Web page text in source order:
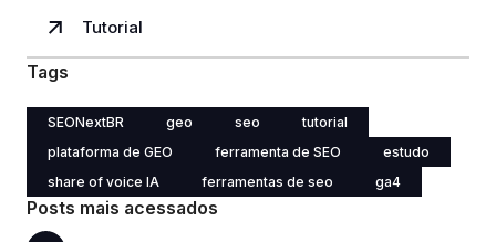
Tutorial
Tags
SEONextBR geo seo
tutorial
plataforma de GEO
ferramenta de SEO
estudo
share of voice IA
ferramentas de seo ga4
Posts mais acessados